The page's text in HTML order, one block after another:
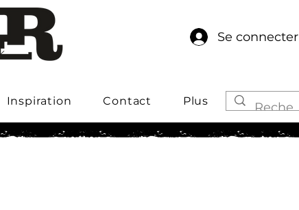
Se connecter
Inspiration Contact Plus